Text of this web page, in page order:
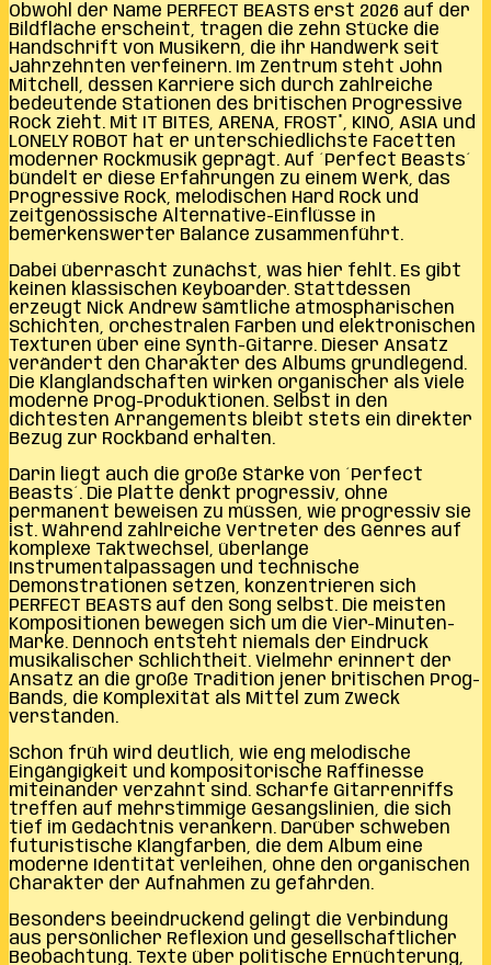
Obwohl der Name PERFECT BEASTS erst 2026 auf der
Bildfläche erscheint, tragen die zehn Stücke die
Handschrift von Musikern, die ihr Handwerk seit
Jahrzehnten verfeinern. Im Zentrum steht John
Mitchell, dessen Karriere sich durch zahlreiche
bedeutende Stationen des britischen Progressive
Rock zieht. Mit IT BITES, ARENA, FROST*, KINO, ASIA und
LONELY ROBOT hat er unterschiedlichste Facetten
moderner Rockmusik geprägt. Auf ´Perfect Beasts´
bündelt er diese Erfahrungen zu einem Werk, das
Progressive Rock, melodischen Hard Rock und
zeitgenössische Alternative-Einflüsse in
bemerkenswerter Balance zusammenführt.
Dabei überrascht zunächst, was hier fehlt. Es gibt
keinen klassischen Keyboarder. Stattdessen
erzeugt Nick Andrew sämtliche atmosphärischen
Schichten, orchestralen Farben und elektronischen
Texturen über eine Synth-Gitarre. Dieser Ansatz
verändert den Charakter des Albums grundlegend.
Die Klanglandschaften wirken organischer als viele
moderne Prog-Produktionen. Selbst in den
dichtesten Arrangements bleibt stets ein direkter
Bezug zur Rockband erhalten.
Darin liegt auch die große Stärke von ´Perfect
Beasts´. Die Platte denkt progressiv, ohne
permanent beweisen zu müssen, wie progressiv sie
ist. Während zahlreiche Vertreter des Genres auf
komplexe Taktwechsel, überlange
Instrumentalpassagen und technische
Demonstrationen setzen, konzentrieren sich
PERFECT BEASTS auf den Song selbst. Die meisten
Kompositionen bewegen sich um die Vier-Minuten-
Marke. Dennoch entsteht niemals der Eindruck
musikalischer Schlichtheit. Vielmehr erinnert der
Ansatz an die große Tradition jener britischen Prog-
Bands, die Komplexität als Mittel zum Zweck
verstanden.
Schon früh wird deutlich, wie eng melodische
Eingängigkeit und kompositorische Raffinesse
miteinander verzahnt sind. Scharfe Gitarrenriffs
treffen auf mehrstimmige Gesangslinien, die sich
tief im Gedächtnis verankern. Darüber schweben
futuristische Klangfarben, die dem Album eine
moderne Identität verleihen, ohne den organischen
Charakter der Aufnahmen zu gefährden.
Besonders beeindruckend gelingt die Verbindung
aus persönlicher Reflexion und gesellschaftlicher
Beobachtung. Texte über politische Ernüchterung,